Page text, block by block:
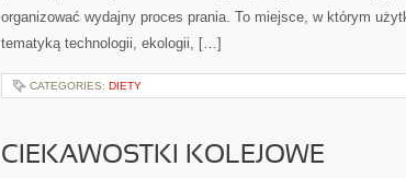
organizować wydajny proces prania. To miejsce, w którym
tematyką technologii, ekologii, […]
CATEGORIES: DIETY
CIEKAWOSTKI KOLEJOWE